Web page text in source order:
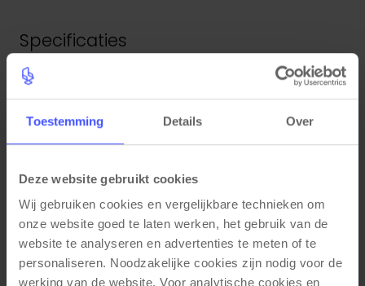
Toestemming Details Over
Deze website gebruikt cookies
Wij gebruiken cookies en vergelijkbare technieken om
onze website goed te laten werken, het gebruik van de
website te analyseren en advertenties te meten of te
personaliseren. Noodzakelijke cookies zijn nodig voor de
werking van de website. Voor analytische cookies en
Specificaties
Unieke eigenschappen
Kleuren mogelijkheden
Frame: Zwart
Zitting: Zwart
Rug: Zwart
Functionele eigenschappen
2D Armleuningen in hoogte en breedte